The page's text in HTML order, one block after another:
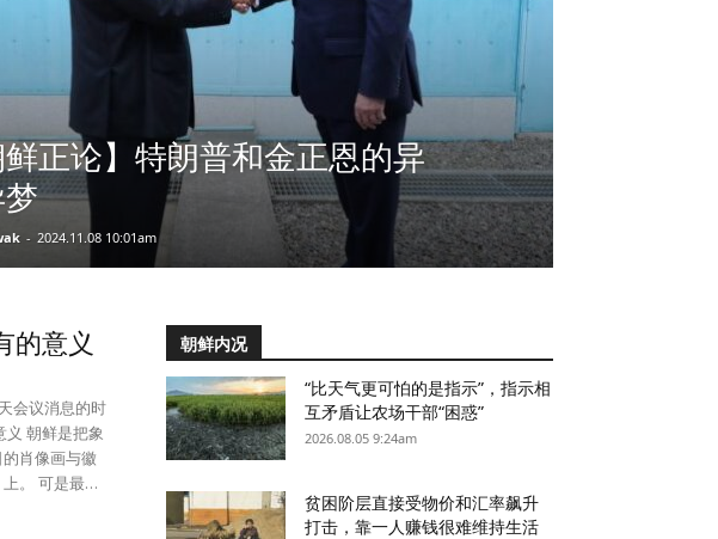
正论】特朗普和金正恩的异
- 2024.11.08 10:01am
的意义
会议消息的时
肖像画与徽
近
朝鲜内况
“比天气更可怕的是指示”，指示相
互矛盾让农场干部“困惑”
2026.08.05 9:24am
贫困阶层直接受物价和汇率飙升
打击，靠一人赚钱很难维持生活